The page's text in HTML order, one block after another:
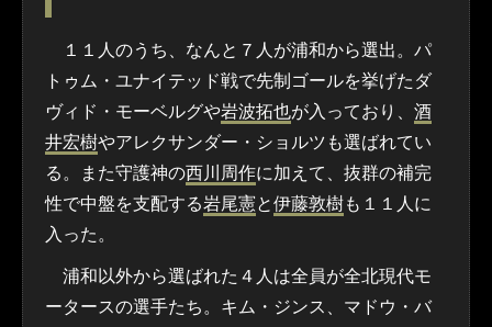
１１人のうち、なんと７人が浦和から選出。パ
トゥム・ユナイテッド戦で先制ゴールを挙げたダ
ヴィド・モーベルグや岩波拓也が入っており、 酒
井宏樹やアレクサンダー・ショルツも選ばれてい
る。また守護神の西川周作に加えて、抜群の補完
性で中盤を支配する岩尾憲と伊藤敦樹も１１人に
入った。
浦和以外から選ばれた４人は全員が全北現代モ
ータースの選手たち。キム・ジンス、マドウ・バ